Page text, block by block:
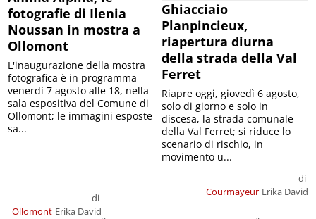
fotografie di Ilenia
Noussan in mostra a
Ollomont
Ollomont
di
Erika David
L'inaugurazione della mostra
fotografica è in programma
venerdì 7 agosto alle 18, nella
sala espositiva del Comune di
Ollomont; le immagini esposte
sa...
Ghiacciaio
Planpincieux,
riapertura diurna
della strada della Val
Ferret
Courmayeur
di
Erika David
Riapre oggi, giovedì 6 agosto,
solo di giorno e solo in
discesa, la strada comunale
della Val Ferret; si riduce lo
scenario di rischio, in
movimento u...